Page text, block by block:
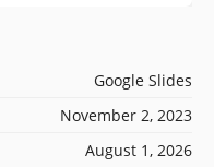
Google Slides
November 2, 2023
August 1, 2026